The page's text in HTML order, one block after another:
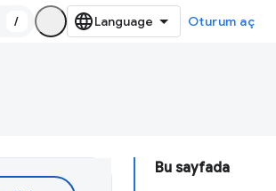
/ Oturum aç
Bu sayfada